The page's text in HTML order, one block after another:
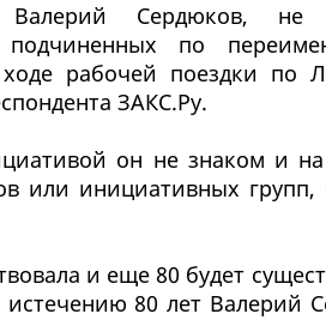
Валерий Сердюков, не
по
рабочей поездки по
ЗАКС.Ру.
он не знаком и
или инициативных групп,
и еще 80 будет
80 лет Валерий